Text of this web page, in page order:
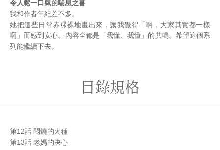
令人鬆一口氣的喘息之書
我和作者年紀差不多。
她把這些日常赤裸裸地畫出來，讓我覺得「啊，大家其實都一樣
啊」而感到安心。內容全都是「我懂、我懂」的共鳴。希望這個系
列能繼續下去。
目錄規格
第12話 悶燒的火種
第13話 老媽的決心